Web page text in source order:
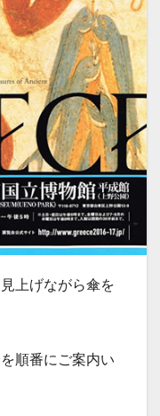
上げながら傘を
順番にご案内い